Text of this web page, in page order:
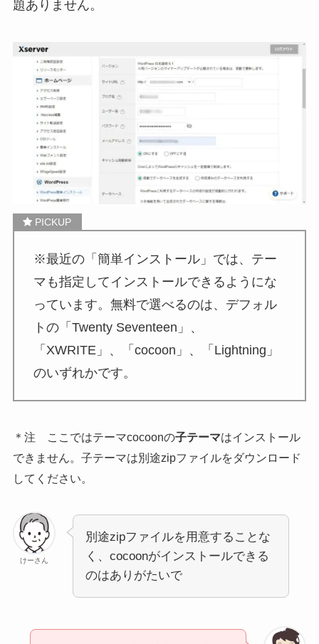
題ありません。
※最近の「簡単インストール」では、テー
マも指定してインストールできるようにな
っています。無料で選べるのは、デフォル
トの「Twenty Seventeen」、
「XWRITE」、「cocoon」、「Lightning」
のいずれかです。
＊注 ここではテーマcocoonの子テーマはインストール
できません。子テーマは別途zipファイルをダウンロード
してください。
けーさん
別途zipファイルを用意することな
く、cocoonがインストールできる
のはありがたいで